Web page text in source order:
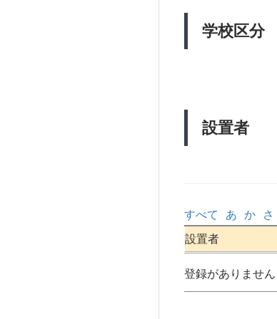
学校区分
設置者
すべて あ か さ
設置者
登録がありません